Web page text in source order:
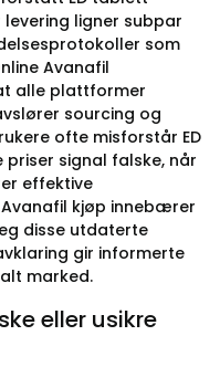
ligner subpar
som
Avanafil
alle plattformer
sourcing og
ofte misforstår ED
signal falske, når
effektive
kjøp innebærer
disse utdaterte
gir informerte
marked.
eller usikre